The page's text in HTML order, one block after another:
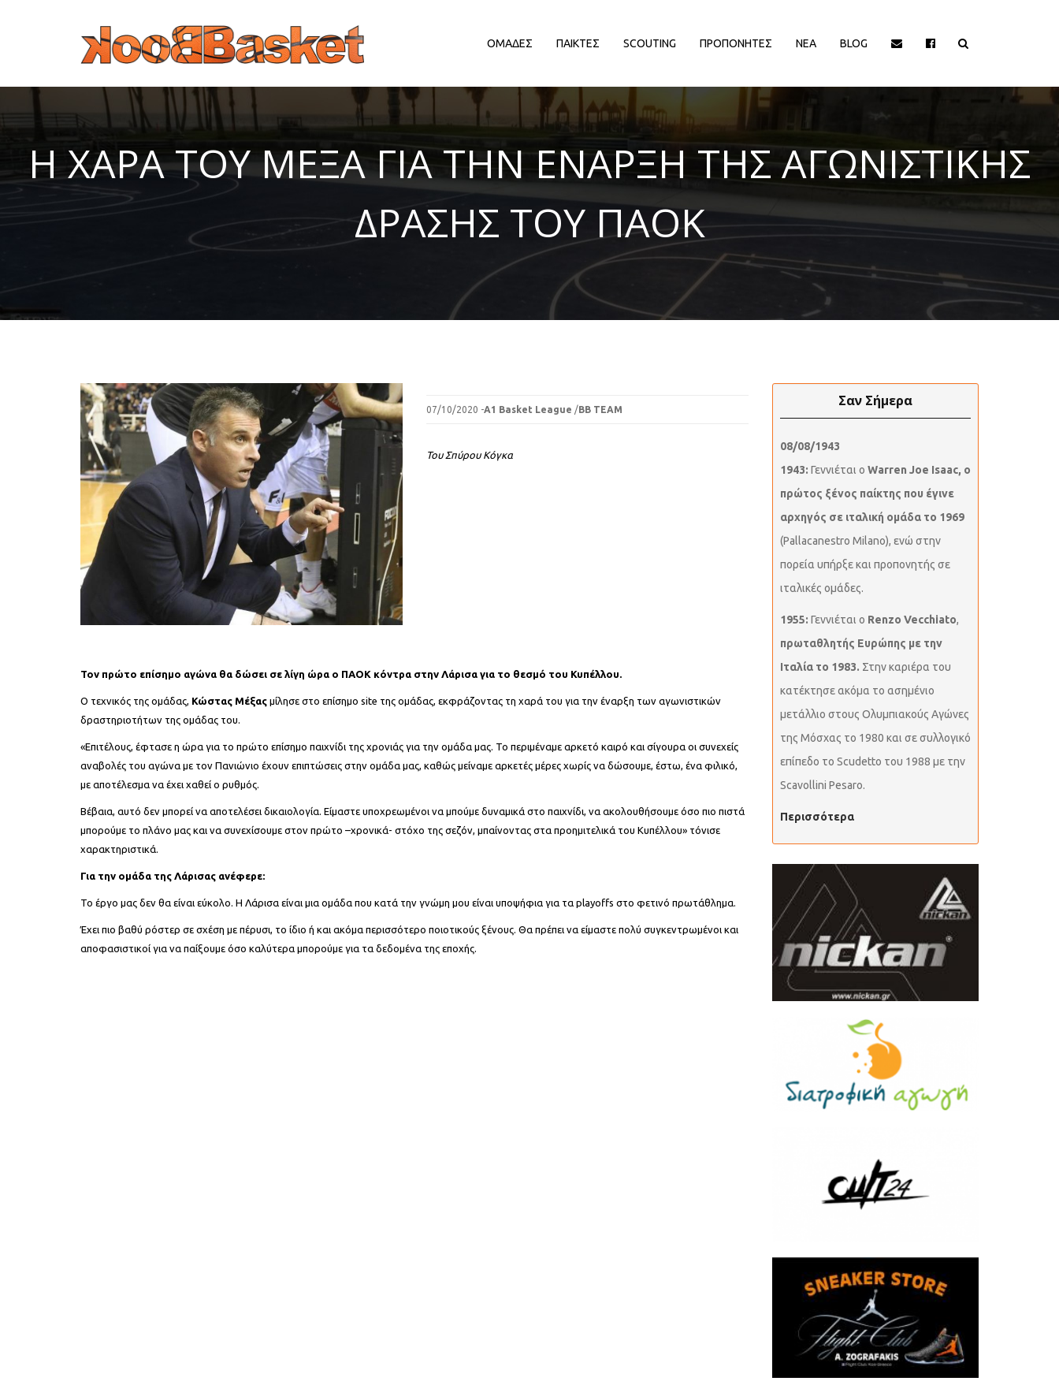
ΟΜΑΔΕΣ
ΔΙΟΡΓΑΝΩΤΡΙΕΣ ΑΡΧΕΣ
EΥΡΩΠΑΙΚΕΣ ΔΙΟΡΓΑΝΩΣΕΙΣ
ΑΠΟΨΕΙΣ
ΕΛΛΗΝΙΚΑ ΠΡΩΤΑΘΛΗΜΑΤΑ
ΕΡΑΣΙΤΕΧΝΙΚΑ
ΚΥΠΡΟΣ
ΠΑΡΑΓΟΝΤΕΣ/ΛΟΙΠΟΙ
ΠΑΙΚΤΕΣ
ΔΙΟΡΓΑΝΩΤΡΙΕΣ ΑΡΧΕΣ
EΥΡΩΠΑΙΚΕΣ ΔΙΟΡΓΑΝΩΣΕΙΣ
ΑΠΟΨΕΙΣ
ΕΛΛΗΝΙΚΑ ΠΡΩΤΑΘΛΗΜΑΤΑ
ΕΡΑΣΙΤΕΧΝΙΚΑ
ΚΥΠΡΟΣ
ΝΒΑ/ΚΟΣΜΟΣ
ΠΑΡΑΓΟΝΤΕΣ/ΛΟΙΠΟΙ
SCOUTING ΠΡΟΠΟΝΗΤΕΣ
EΥΡΩΠΑΙΚΕΣ ΔΙΟΡΓΑΝΩΣΕΙΣ
ΚΥΠΡΟΣ
ΝΕΑ
EΥΡΩΠΑΙΚΕΣ ΔΙΟΡΓΑΝΩΣΕΙΣ
ΕΛΛΗΝΙΚΑ ΠΡΩΤΑΘΛΗΜΑΤΑ
ΚΥΠΡΟΣ
ΝΒΑ/ΚΟΣΜΟΣ
ΠΑΡΑΓΟΝΤΕΣ/ΛΟΙΠΟΙ
BLOG
Η ΧΑΡΑ ΤΟΥ ΜΕΞΑ ΓΙΑ ΤΗΝ ΕΝΑΡΞΗ ΤΗΣ ΑΓΩΝΙΣΤΙΚΗΣ
ΔΡΑΣΗΣ ΤΟΥ ΠΑΟΚ
07/10/2020 -A1 Basket League /BB TEAM
Του Σπύρου Κόγκα
Τον πρώτο επίσημο αγώνα θα δώσει σε λίγη ώρα ο ΠΑΟΚ κόντρα στην Λάρισα για το θεσμό του Κυπέλλου.
Ο τεχνικός της ομάδας, Κώστας Μέξας μίλησε στο επίσημο site της ομάδας, εκφράζοντας τη χαρά του για την έναρξη των αγωνιστικών
δραστηριοτήτων της ομάδας του.
«Επιτέλους, έφτασε η ώρα για το πρώτο επίσημο παιχνίδι της χρονιάς για την ομάδα μας. Το περιμέναμε αρκετό καιρό και σίγουρα οι συνεχείς
αναβολές του αγώνα με τον Πανιώνιο έχουν επιπτώσεις στην ομάδα μας, καθώς μείναμε αρκετές μέρες χωρίς να δώσουμε, έστω, ένα φιλικό,
με αποτέλεσμα να έχει χαθεί ο ρυθμός.
Βέβαια, αυτό δεν μπορεί να αποτελέσει δικαιολογία. Είμαστε υποχρεωμένοι να μπούμε δυναμικά στο παιχνίδι, να ακολουθήσουμε όσο πιο πιστά
μπορούμε το πλάνο μας και να συνεχίσουμε στον πρώτο –χρονικά- στόχο της σεζόν, μπαίνοντας στα προημιτελικά του Κυπέλλου» τόνισε
χαρακτηριστικά.
Για την ομάδα της Λάρισας ανέφερε:
Το έργο μας δεν θα είναι εύκολο. Η Λάρισα είναι μια ομάδα που κατά την γνώμη μου είναι υποψήφια για τα playoffs στο φετινό πρωτάθλημα.
Έχει πιο βαθύ ρόστερ σε σχέση με πέρυσι, το ίδιο ή και ακόμα περισσότερο ποιοτικούς ξένους. Θα πρέπει να είμαστε πολύ συγκεντρωμένοι και
αποφασιστικοί για να παίξουμε όσο καλύτερα μπορούμε για τα δεδομένα της εποχής.
Σαν Σήμερα
08/08/1943
1943: Γεννιέται ο Warren Joe Isaac, ο
πρώτος ξένος παίκτης που έγινε
αρχηγός σε ιταλική ομάδα το 1969
(Pallacanestro Milano), ενώ στην
πορεία υπήρξε και προπονητής σε
ιταλικές ομάδες.
1955: Γεννιέται ο Renzo Vecchiato,
πρωταθλητής Ευρώπης με την
Ιταλία το 1983. Στην καριέρα του
κατέκτησε ακόμα το ασημένιο
μετάλλιο στους Ολυμπιακούς Αγώνες
της Μόσχας το 1980 και σε συλλογικό
επίπεδο το Scudetto του 1988 με την
Scavollini Pesaro.
Περισσότερα